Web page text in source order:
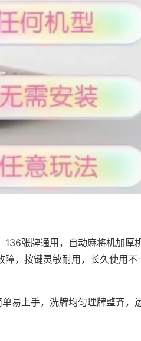
136张牌通用，自动麻将机加厚
障，按键灵敏耐用，长久使用不
易上手，洗牌均匀理牌整齐，